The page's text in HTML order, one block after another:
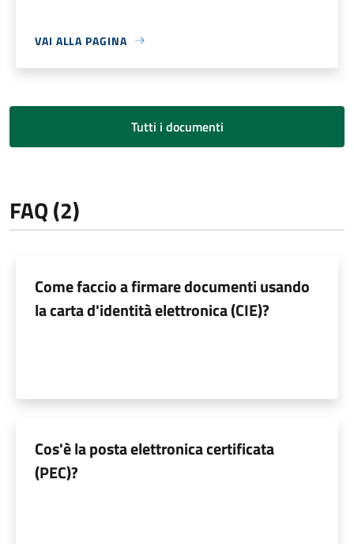
VAI ALLA PAGINA
Tutti i documenti
FAQ (2)
Come faccio a firmare documenti usando
la carta d'identità elettronica (CIE)?
Cos'è la posta elettronica certificata
(PEC)?